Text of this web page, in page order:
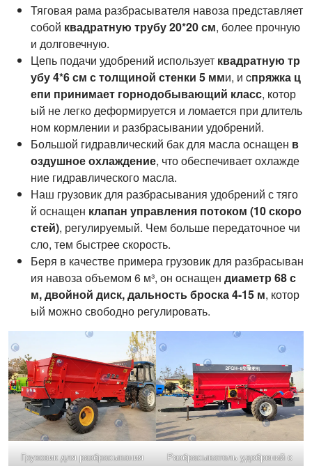
Тяговая рама разбрасывателя навоза представляет
собой квадратную трубу 20*20 см, более прочную
и долговечную.
Цепь подачи удобрений использует квадратную тр
убу 4*6 см с толщиной стенки 5 мми, и cпряжка ц
епи принимает горнодобывающий класс, котор
ый не легко деформируется и ломается при длитель
ном кормлении и разбрасывании удобрений.
Большой гидравлический бак для масла оснащен в
оздушное охлаждение, что обеспечивает охлажде
ние гидравлического масла.
Наш грузовик для разбрасывания удобрений с тяго
й оснащен клапан управления потоком (10 скоро
стей), регулируемый. Чем больше передаточное чи
сло, тем быстрее скорость.
Беря в качестве примера грузовик для разбрасыван
ия навоза объемом 6 м³, он оснащен диаметр 68 с
м, двойной диск, дальность броска 4-15 м, котор
ый можно свободно регулировать.
Грузовик для разбрасывания
Разбрасыватель удобрений с